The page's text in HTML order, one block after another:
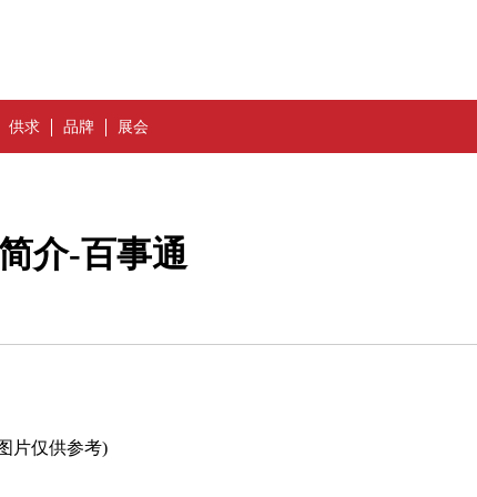
供求 品牌 展会
介-百事通
片仅供参考)